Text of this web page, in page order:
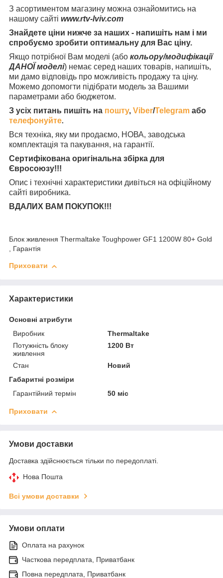
З асортиментом магазину можна ознайомитись на
нашому сайті www.rtv-lviv.com
Знайдете ціни нижче за наших - напишіть нам і ми
спробуємо зробити оптимальну для Вас ціну.
Якщо потрібної Вам моделі (або кольору/модифікації
ДАНОЇ моделі) немає серед наших товарів, напишіть,
ми дамо відповідь про можливість продажу та ціну.
Можемо допомогти підібрати модель за Вашими
параметрами або бюджетом.
З усіх питань пишіть на пошту, Viber/Telegram або
телефонуйте.
Вся техніка, яку ми продаємо, НОВА, заводська
комплектація та пакування, на гарантії.
Сертифікована оригінальна збірка для
Євросоюзу!!!
Опис і технічні характеристики дивіться на офіційному
сайті виробника.
ВДАЛИХ ВАМ ПОКУПОК!!!
Блок живлення Thermaltake Toughpower GF1 1200W 80+ Gold
, Гарантія
Приховати
Характеристики
Основні атрибути
Виробник
Thermaltake
Потужність блоку
живлення
1200 Вт
Стан
Новий
Габаритні розміри
Гарантійний термін
50 міс
Приховати
Умови доставки
Доставка здійснюється тільки по передоплаті.
Нова Пошта
Всі умови доставки
Умови оплати
Оплата на рахунок
Часткова передплата, Приватбанк
Повна передплата, Приватбанк